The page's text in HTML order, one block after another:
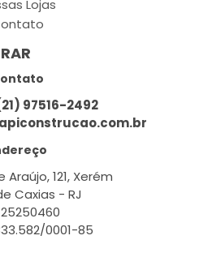
Lojas
97516-2492
Araújo, 121, Xerém
Caxias - RJ
25250460
0001-85